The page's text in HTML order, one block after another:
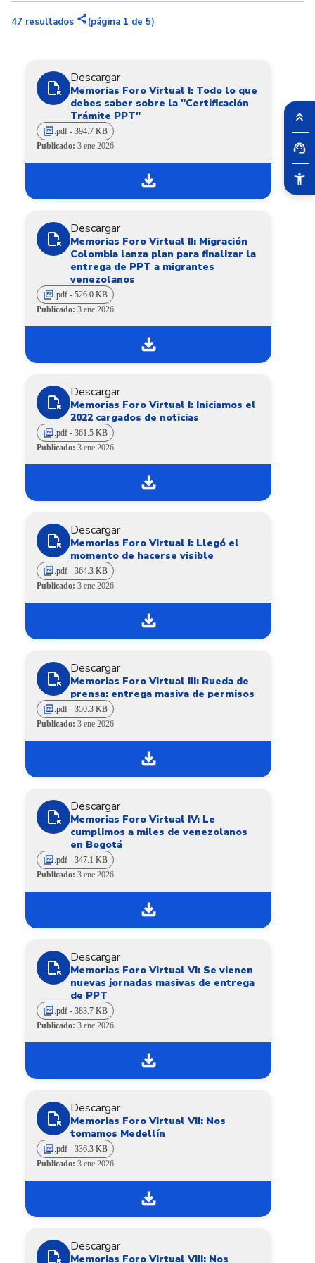
47 resultados share(página 1 de 5)
file_open
Descargar
Memorias Foro Virtual I: Todo lo que
debes saber sobre la "Certificación
Trámite PPT"
picture_as_pdf .pdf - 394.7 KB
Publicado: 3 ene 2026
download
file_open
Descargar
Memorias Foro Virtual II: Migración
Colombia lanza plan para finalizar la
entrega de PPT a migrantes
venezolanos
picture_as_pdf .pdf - 526.0 KB
Publicado: 3 ene 2026
download
file_open
Descargar
Memorias Foro Virtual I: Iniciamos el
2022 cargados de noticias
picture_as_pdf .pdf - 361.5 KB
Publicado: 3 ene 2026
download
file_open
Descargar
Memorias Foro Virtual I: Llegó el
momento de hacerse visible
picture_as_pdf .pdf - 364.3 KB
Publicado: 3 ene 2026
download
file_open
Descargar
Memorias Foro Virtual III: Rueda de
prensa: entrega masiva de permisos
picture_as_pdf .pdf - 350.3 KB
Publicado: 3 ene 2026
download
file_open
Descargar
Memorias Foro Virtual IV: Le
cumplimos a miles de venezolanos
en Bogotá
picture_as_pdf .pdf - 347.1 KB
Publicado: 3 ene 2026
download
file_open
Descargar
Memorias Foro Virtual VI: Se vienen
nuevas jornadas masivas de entrega
de PPT
picture_as_pdf .pdf - 383.7 KB
Publicado: 3 ene 2026
download
file_open
Descargar
Memorias Foro Virtual VII: Nos
tomamos Medellín
picture_as_pdf .pdf - 336.3 KB
Publicado: 3 ene 2026
download
file_open
Descargar
Memorias Foro Virtual VIII: Nos